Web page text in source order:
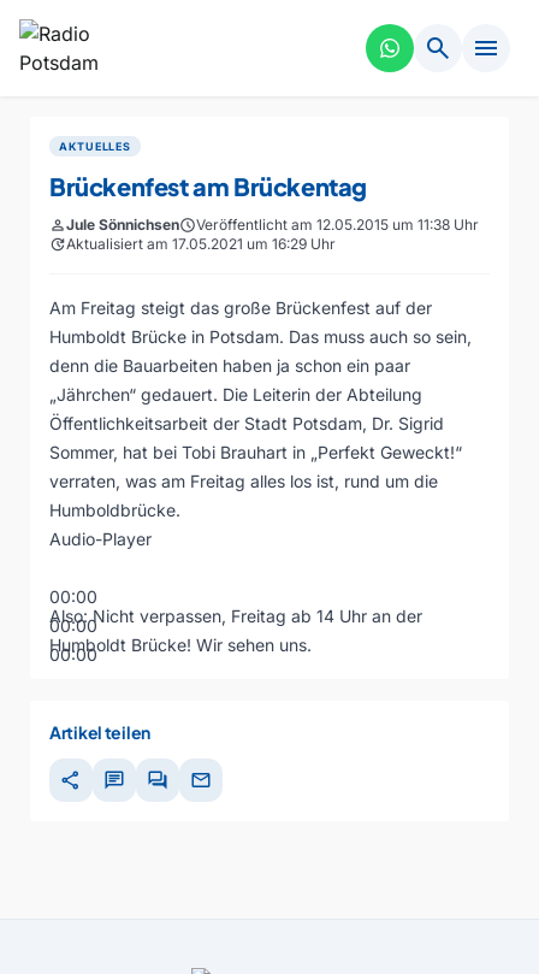
search menu
AKTUELLES
Brückenfest am Brückentag
personJule SönnichsenscheduleVeröffentlicht am 12.05.2015 um 11:38 Uhr
updateAktualisiert am 17.05.2021 um 16:29 Uhr
Am Freitag steigt das große Brückenfest auf der
Humboldt Brücke in Potsdam. Das muss auch so sein,
denn die Bauarbeiten haben ja schon ein paar
„Jährchen“ gedauert. Die Leiterin der Abteilung
Öffentlichkeitsarbeit der Stadt Potsdam, Dr. Sigrid
Sommer, hat bei Tobi Brauhart in „Perfekt Geweckt!“
verraten, was am Freitag alles los ist, rund um die
Humboldbrücke.
Audio-Player
00:00
00:00
00:00
Also: Nicht verpassen, Freitag ab 14 Uhr an der
Humboldt Brücke! Wir sehen uns.
Artikel teilen
share chat forum mail